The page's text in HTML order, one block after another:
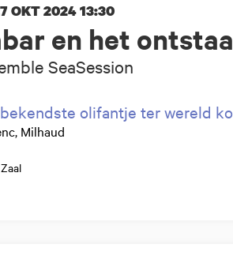
en het
SeaSession
OKT 202413:30
olifantje ter wereld
Milhaud